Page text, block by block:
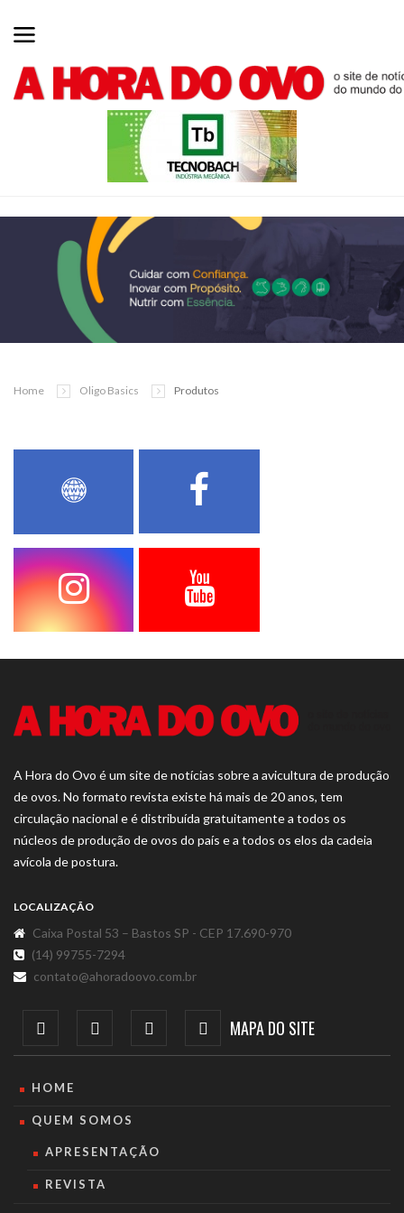
Home Oligo Basics Produtos
A Hora do Ovo é um site de notícias sobre a avicultura de produção
de ovos. No formato revista existe há mais de 20 anos, tem
circulação nacional e é distribuída gratuitamente a todos os
núcleos de produção de ovos do país e a todos os elos da cadeia
avícola de postura.
LOCALIZAÇÃO
Caixa Postal 53 – Bastos SP - CEP 17.690-970
(14) 99755-7294
contato@ahoradoovo.com.br
MAPA DO SITE
HOME
QUEM SOMOS
APRESENTAÇÃO
REVISTA